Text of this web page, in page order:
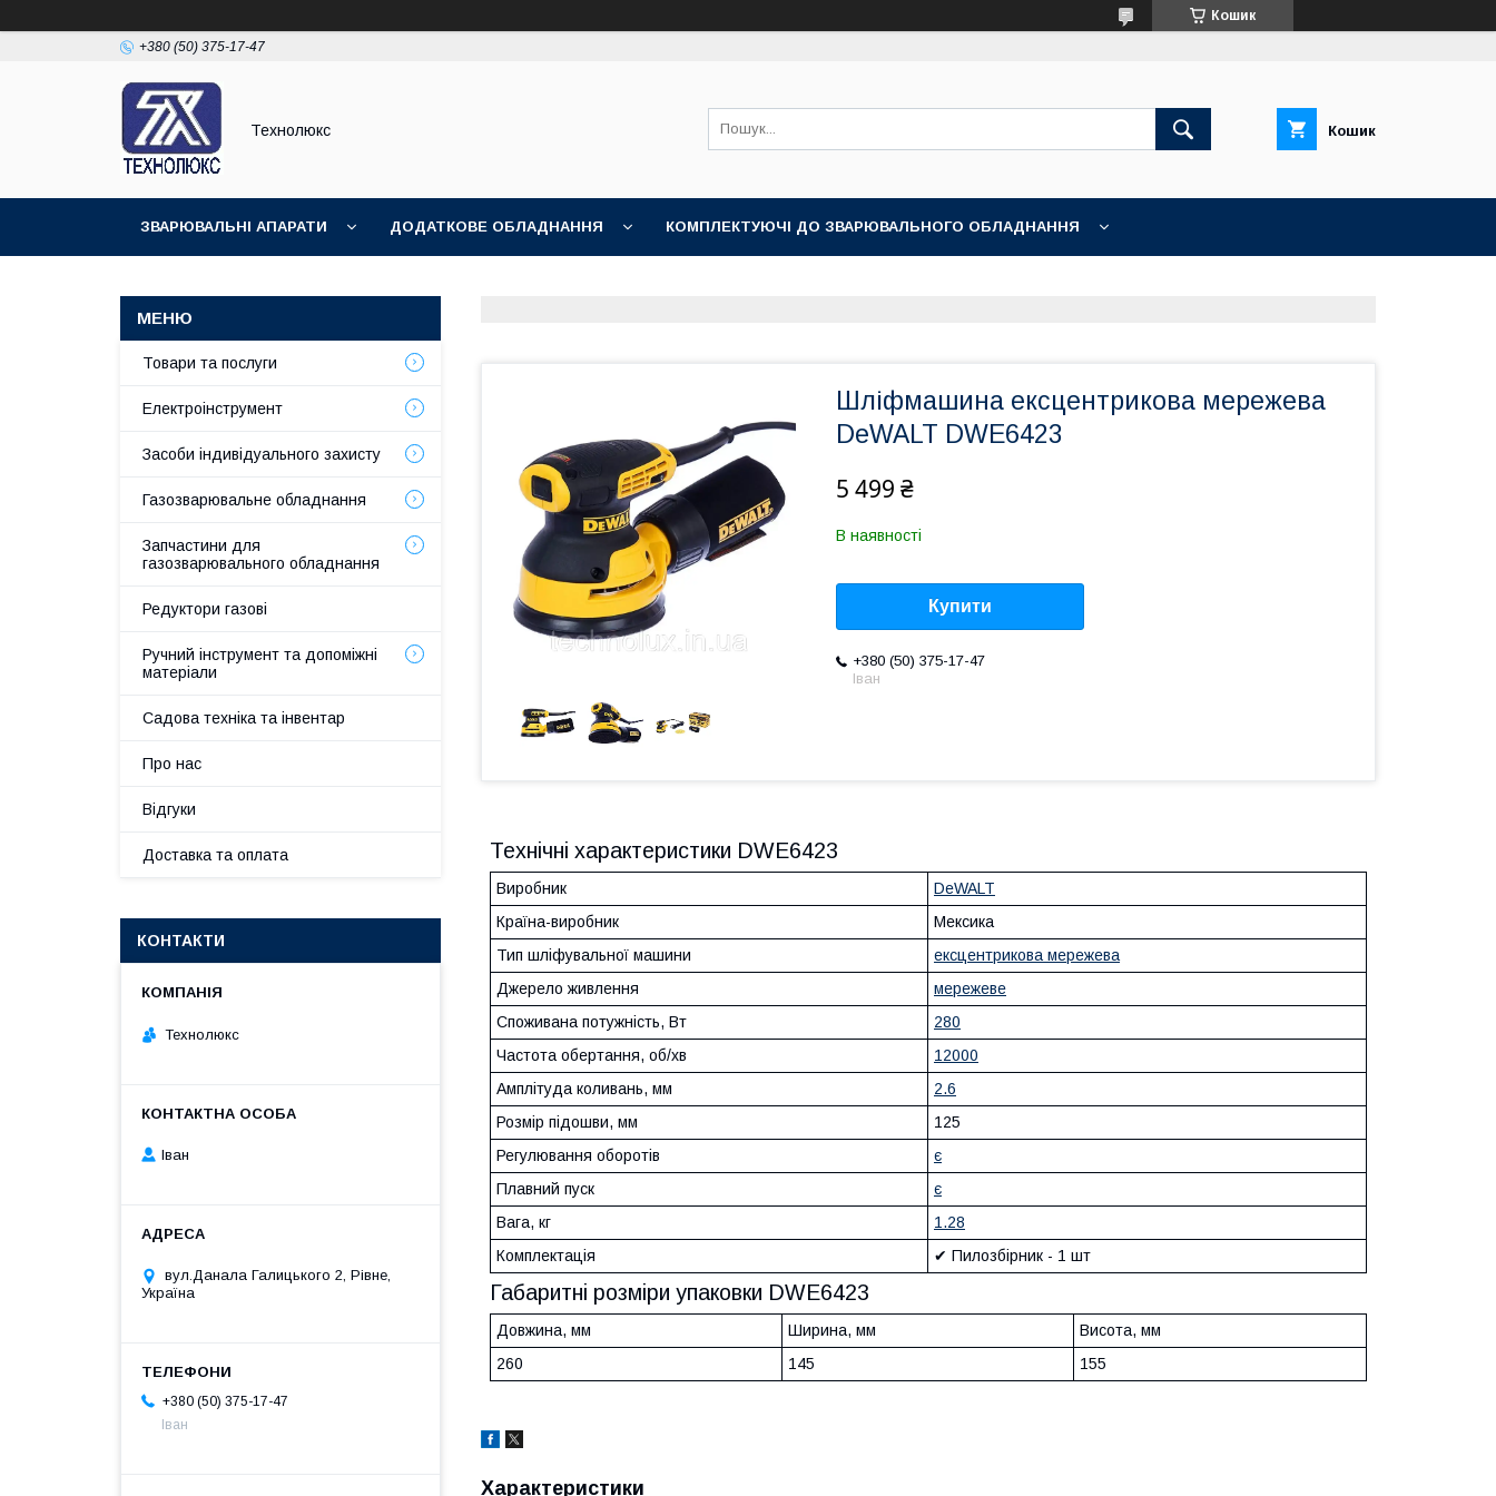
Кошик
+380 (50) 375-17-47
Технолюкс Кошик
ЗВАРЮВАЛЬНІ АПАРАТИ ДОДАТКОВЕ ОБЛАДНАННЯ КОМПЛЕКТУЮЧІ ДО ЗВАРЮВАЛЬНОГО ОБЛАДНАННЯ
Шліфмашина ексцентрикова мережева
DeWALT DWE6423
5 499 ₴
В наявності
Купити
+380 (50) 375-17-47
Іван
Технічні характеристики DWE6423
Виробник
DeWALT
Країна-виробник
Мексика
Тип шліфувальної машини
ексцентрикова мережева
Джерело живлення
мережеве
Споживана потужність, Вт
280
Частота обертання, об/хв
12000
Амплітуда коливань, мм
2.6
Розмір підошви, мм
125
Регулювання оборотів
є
Плавний пуск
є
Вага, кг
1.28
Комплектація
✔ Пилозбірник - 1 шт
Габаритні розміри упаковки DWE6423
Довжина, мм Ширина, мм
Висота, мм
260
145 155
Характеристики
Товари та послуги
Електроінструмент
Засоби індивідуального захисту
Газозварювальне обладнання
Запчастини для
газозварювального обладнання
Редуктори газові
Ручний інструмент та допоміжні
матеріали
Садова техніка та інвентар
Про нас
Відгуки
Доставка та оплата
КОНТАКТИ
Технолюкс
Іван
вул.Данала Галицького 2, Рівне,
Україна
+380 (50) 375-17-47
Іван